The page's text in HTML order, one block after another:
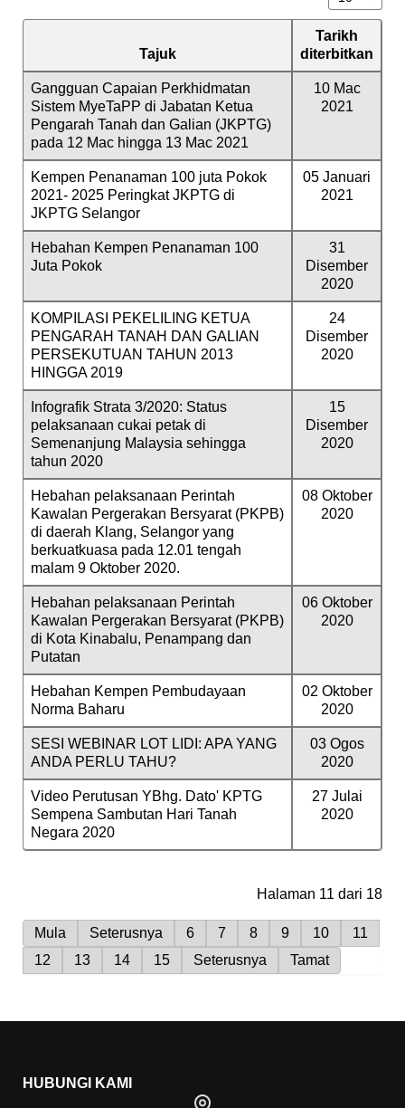
Tajuk
Tarikh
diterbitkan
Gangguan Capaian Perkhidmatan
Sistem MyeTaPP di Jabatan Ketua
Pengarah Tanah dan Galian (JKPTG)
pada 12 Mac hingga 13 Mac 2021
10 Mac
2021
Kempen Penanaman 100 juta Pokok
2021- 2025 Peringkat JKPTG di
JKPTG Selangor
05 Januari
2021
Hebahan Kempen Penanaman 100
Juta Pokok
31
Disember
2020
KOMPILASI PEKELILING KETUA
PENGARAH TANAH DAN GALIAN
PERSEKUTUAN TAHUN 2013
HINGGA 2019
24
Disember
2020
Infografik Strata 3/2020: Status
pelaksanaan cukai petak di
Semenanjung Malaysia sehingga
tahun 2020
15
Disember
2020
Hebahan pelaksanaan Perintah
Kawalan Pergerakan Bersyarat (PKPB)
di daerah Klang, Selangor yang
berkuatkuasa pada 12.01 tengah
malam 9 Oktober 2020.
08 Oktober
2020
Hebahan pelaksanaan Perintah
Kawalan Pergerakan Bersyarat (PKPB)
di Kota Kinabalu, Penampang dan
Putatan
06 Oktober
2020
Hebahan Kempen Pembudayaan
Norma Baharu
02 Oktober
2020
SESI WEBINAR LOT LIDI: APA YANG
ANDA PERLU TAHU?
03 Ogos
2020
Video Perutusan YBhg. Dato' KPTG
Sempena Sambutan Hari Tanah
Negara 2020
27 Julai
2020
Halaman 11 dari 18
Mula Seterusnya 6 7 8 9 10
11
12
13 14 15 Seterusnya Tamat
HUBUNGI KAMI